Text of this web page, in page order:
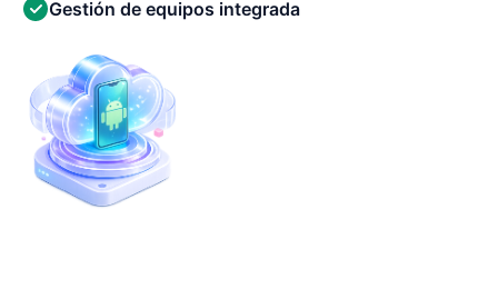
Gestión de equipos integrada